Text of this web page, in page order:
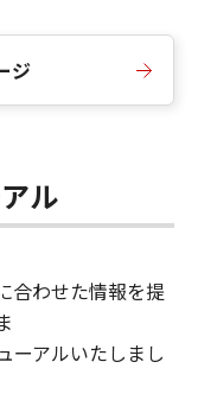
ジ
ル
合わせた情報を提
ーアルいたしまし